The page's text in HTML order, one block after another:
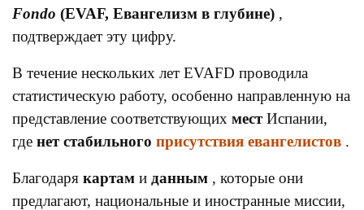
Fondo (EVAF, Евангелизм в глубине) ,
подтверждает эту цифру.
В течение нескольких лет EVAFD проводила
статистическую работу, особенно направленную на
представление соответствующих мест Испании,
где нет стабильного присутствия евангелистов .
Благодаря картам и данным , которые они
предлагают, национальные и иностранные миссии,